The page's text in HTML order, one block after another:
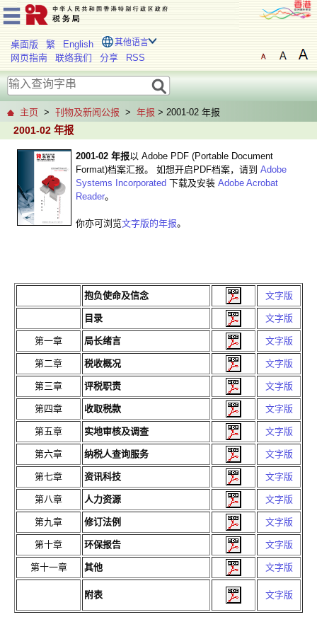
桌面版 繁 English 其他语言
网页指南 联络我们 分享 RSS
主页 > 刊物及新闻公报 > 年报 > 2001-02 年报
2001-02 年报
2001-02 年报以 Adobe PDF (Portable Document
Format)档案汇报。 如想开启PDF档案，请到 Adobe
Systems Incorporated 下载及安装 Adobe Acrobat
Reader。
你亦可浏览文字版的年报。
抱负使命及信念 文字版
目录 文字版
第一章 局长绪言 文字版
第二章 税收概况 文字版
第三章 评税职责 文字版
第四章 收取税款 文字版
第五章 实地审核及调查 文字版
第六章 纳税人查询服务 文字版
第七章 资讯科技 文字版
第八章 人力资源 文字版
第九章 修订法例 文字版
第十章 环保报告 文字版
第十一章 其他 文字版
附表 文字版